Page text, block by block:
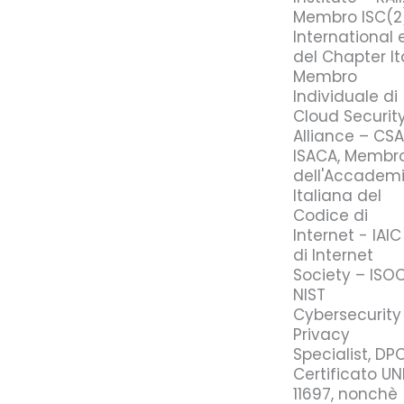
Membro
International
del Chapter
Membro
Individuale di
Cloud
Alliance –
ISACA,
Italiana del
Codice di
Internet -
di Internet
Society –
NIST
Privacy
Specialist,
Certificato
11697, nonchè